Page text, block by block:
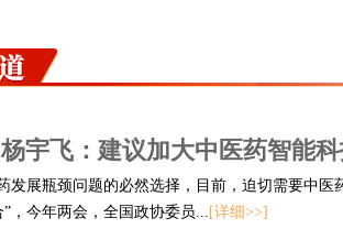
宇飞：建议加大中医药智能
发展瓶颈问题的必然选择，目前，迫切需要中医
，今年两会，全国政协委员... [详细>>]